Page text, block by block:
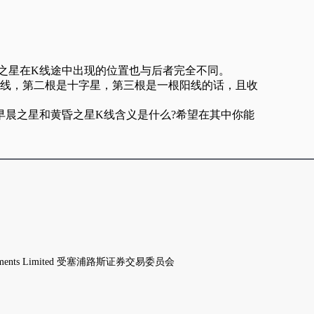
在K线途中出现的位置也与后者完全不同。
第二根是十字星，第三根是一根阳线的话，且收
之星和黄昏之星K线含义是什么?希望在其中你能
Limited 受塞浦路斯证券交易委员会